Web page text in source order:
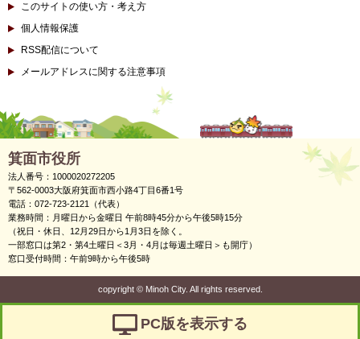
このサイトの使い方・考え方
個人情報保護
RSS配信について
メールアドレスに関する注意事項
箕面市役所
法人番号：1000020272205
〒562-0003大阪府箕面市西小路4丁目6番1号
電話：072-723-2121（代表）
業務時間：月曜日から金曜日 午前8時45分から午後5時15分
（祝日・休日、12月29日から1月3日を除く。
一部窓口は第2・第4土曜日＜3月・4月は毎週土曜日＞も開庁）
窓口受付時間：午前9時から午後5時
copyright ©Minoh City. All rights reserved.
PC版を表示する